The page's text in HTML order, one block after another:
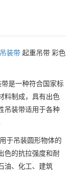
吊装带 起重吊带 彩色
是一种符合国家标
料制成，具有出色
吊装带适用于各种
于吊装圆形物体的
色的抗拉强度和耐
油、化工、建筑